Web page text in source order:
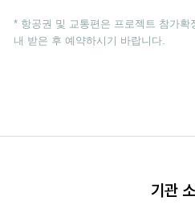
* 항공권 및 교통편은 프로젝트 참가
내 받은 후 예약하시기 바랍니다.
기관